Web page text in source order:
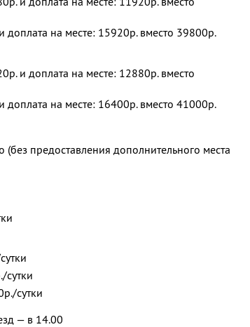
на месте: 15920р. вместо 39800р.
и доплата на месте: 12880р. вместо
на месте: 16400р. вместо 41000р.
предоставления дополнительного места
сутки
сутки
— в 14.00